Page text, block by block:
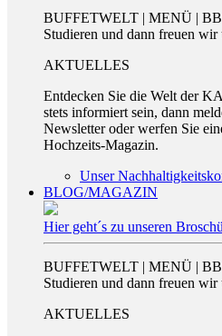
BUFFETWELT | MENÜ |
Studieren und dann freuen
AKTUELLES
Entdecken Sie die Welt der
stets informiert sein, dann
Newsletter oder werfen Sie
Hochzeits-Magazin.
Unser
BLOG/MAGAZIN
Hier geht´s zu unseren
BUFFETWELT | MENÜ |
Studieren und dann freuen
AKTUELLES